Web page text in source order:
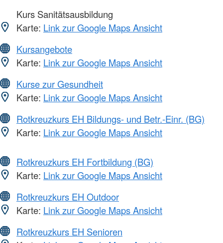
Kurs Sanitätsausbildung
Karte: Link zur Google Maps Ansicht
Kursangebote
Karte: Link zur Google Maps Ansicht
Kurse zur Gesundheit
Karte: Link zur Google Maps Ansicht
Rotkreuzkurs EH Bildungs- und Betr.-Einr. (BG)
Karte: Link zur Google Maps Ansicht
Rotkreuzkurs EH Fortbildung (BG)
Karte: Link zur Google Maps Ansicht
Rotkreuzkurs EH Outdoor
Karte: Link zur Google Maps Ansicht
Rotkreuzkurs EH Senioren